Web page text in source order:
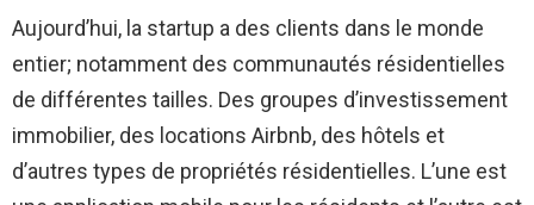
Aujourd’hui, la startup a des clients dans le monde
entier; notamment des communautés résidentielles
de différentes tailles. Des groupes d’investissement
immobilier, des locations Airbnb, des hôtels et
d’autres types de propriétés résidentielles. L’une est